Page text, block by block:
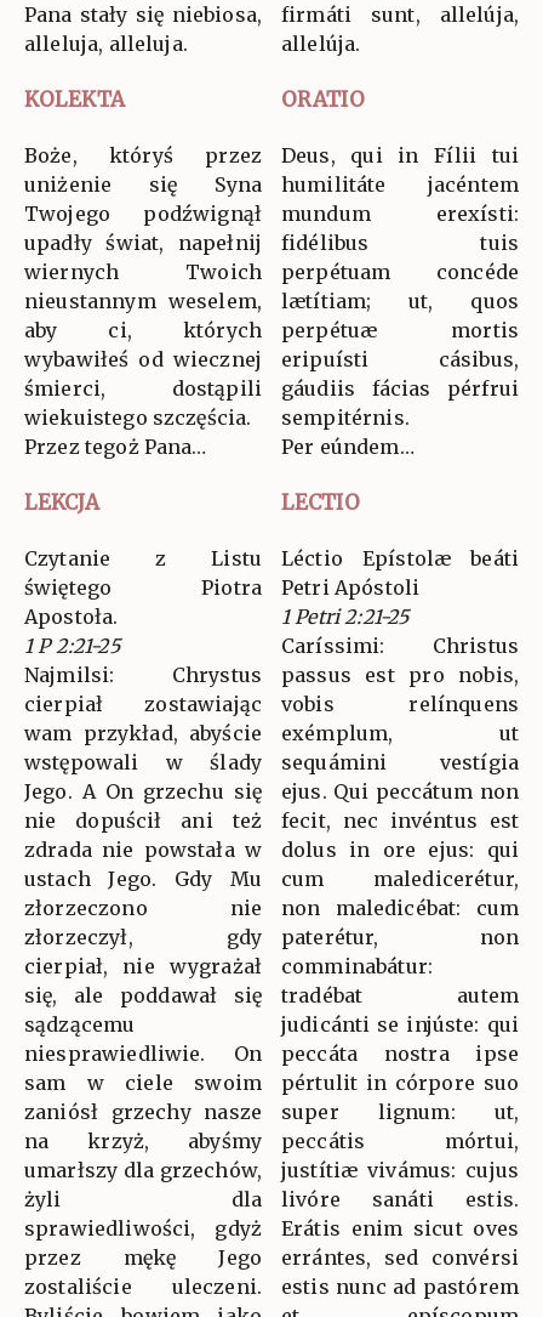
Pana stały się niebiosa,
alleluja, alleluja.
firmáti sunt, allelúja,
allelúja.
KOLEKTA ORATIO
Boże, któryś przez
uniżenie się Syna
Twojego podźwignął
upadły świat, napełnij
wiernych Twoich
nieustannym weselem,
aby ci, których
wybawiłeś od wiecznej
śmierci, dostąpili
wiekuistego szczęścia.
Przez tegoż Pana…
Deus, qui in Fílii tui
humilitáte jacéntem
mundum erexísti:
fidélibus tuis
perpétuam concéde
lætítiam; ut, quos
perpétuæ mortis
eripuísti cásibus,
gáudiis fácias pérfrui
sempitérnis.
Per eúndem…
LEKCJA LECTIO
Czytanie z Listu
świętego Piotra
Apostoła.
1 P 2:21-25
Najmilsi: Chrystus
cierpiał zostawiając
wam przykład, abyście
wstępowali w ślady
Jego. A On grzechu się
nie dopuścił ani też
zdrada nie powstała w
ustach Jego. Gdy Mu
złorzeczono nie
złorzeczył, gdy
cierpiał, nie wygrażał
się, ale poddawał się
sądzącemu
niesprawiedliwie. On
sam w ciele swoim
zaniósł grzechy nasze
na krzyż, abyśmy
umarłszy dla grzechów,
żyli dla
sprawiedliwości, gdyż
przez mękę Jego
zostaliście uleczeni.
Léctio Epístolæ beáti
Petri Apóstoli
1 Petri 2:21-25
Caríssimi: Christus
passus est pro nobis,
vobis relínquens
exémplum, ut
sequámini vestígia
ejus. Qui peccátum non
fecit, nec invéntus est
dolus in ore ejus: qui
cum maledicerétur,
non maledicébat: cum
paterétur, non
comminabátur:
tradébat autem
judicánti se injúste: qui
peccáta nostra ipse
pértulit in córpore suo
super lignum: ut,
peccátis mórtui,
justítiæ vivámus: cujus
livóre sanáti estis.
Erátis enim sicut oves
errántes, sed convérsi
estis nunc ad pastórem